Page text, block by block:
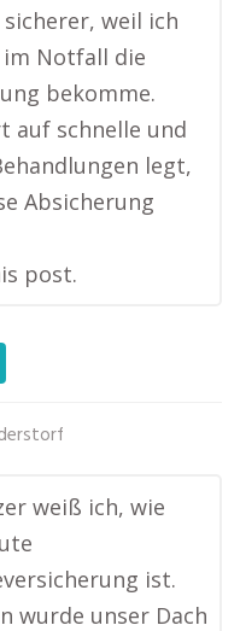
weil ich
im Notfall die
bekomme.
auf schnelle und
legt,
Absicherung
post.
weiß ich, wie
ist.
wurde unser Dach